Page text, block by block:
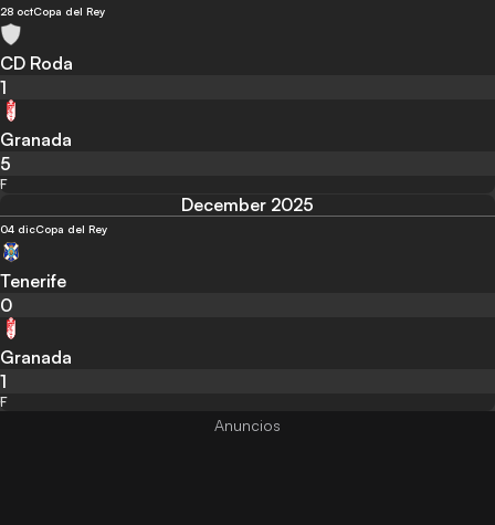
28 octCopa del Rey
CD Roda
1
Granada
5
F
December 2025
04 dicCopa del Rey
Tenerife
0
Granada
1
F